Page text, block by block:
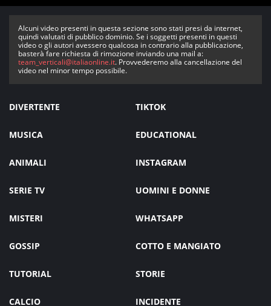
Alcuni video presenti in questa sezione sono stati presi da internet,
quindi valutati di pubblico dominio. Se i soggetti presenti in questi
video o gli autori avessero qualcosa in contrario alla pubblicazione,
basterà fare richiesta di rimozione inviando una mail a:
team_verticali@italiaonline.it. Provvederemo alla cancellazione del
video nel minor tempo possibile.
DIVERTENTE TIKTOK
MUSICA EDUCATIONAL
ANIMALI INSTAGRAM
SERIE TV UOMINI E DONNE
MISTERI WHATSAPP
GOSSIP COTTO E MANGIATO
TUTORIAL STORIE
CALCIO INCIDENTE